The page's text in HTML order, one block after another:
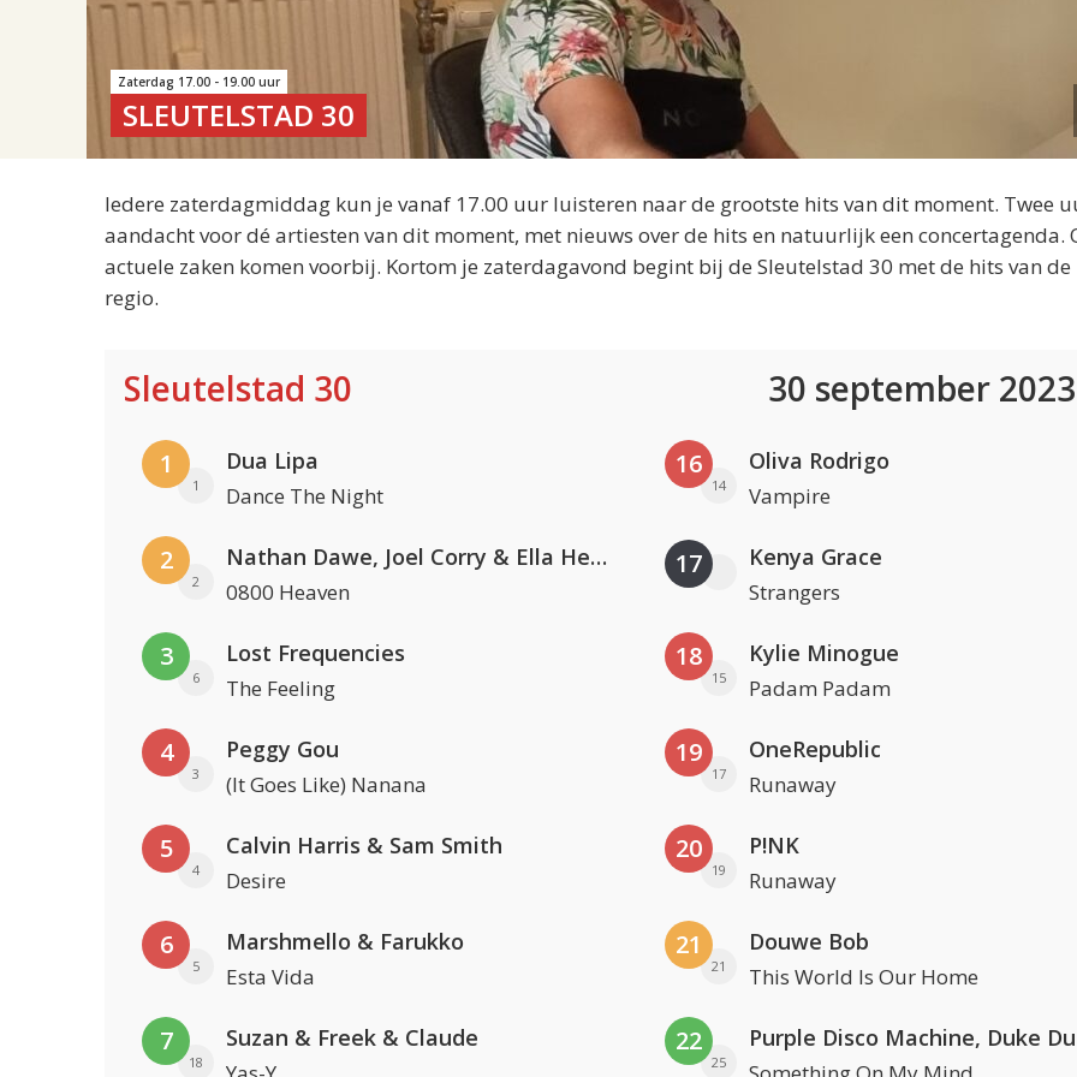
Zaterdag 17.00 - 19.00 uur
SLEUTELSTAD 30
Iedere zaterdagmiddag kun je vanaf 17.00 uur luisteren naar de grootste hits van dit moment. Twee
aandacht voor dé artiesten van dit moment, met nieuws over de hits en natuurlijk een concertagenda.
actuele zaken komen voorbij. Kortom je zaterdagavond begint bij de Sleutelstad 30 met de hits van de
regio.
Sleutelstad 30 30 september
1
1
Dua Lipa
Dance The Night
2
2
Nathan Dawe, Joel Corry & Ella Henderson
0800 Heaven
3
6
Lost Frequencies
The Feeling
4
3
Peggy Gou
(It Goes Like) Nanana
5
4
Calvin Harris & Sam Smith
Desire
6
5
Marshmello & Farukko
Esta Vida
7
18
Suzan & Freek & Claude
16
14
Oliva Rodrigo
Vampire
17 Kenya Grace
Strangers
18
15
Kylie Minogue
Padam Padam
19
17
OneRepublic
Runaway
20
19
P!NK
Runaway
21
21
Douwe Bob
This World Is Our Home
22
25